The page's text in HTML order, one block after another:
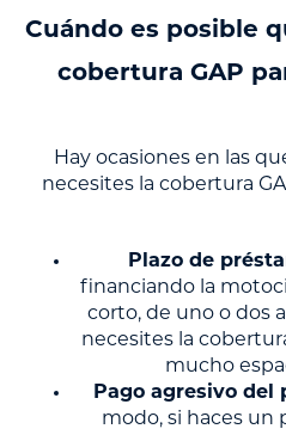
Cuándo es posible
cobertura GAP
Hay ocasiones en las
necesites la cobertura
Plazo de
financiando la
corto, de uno o dos
necesites la
mucho
Pago agresivo del
modo, si haces un